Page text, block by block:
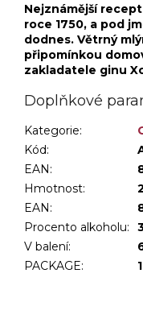
Nejznámější
roce 1750, a pod
dodnes. Větrný
připomínkou
zakladatele ginu
Doplňkové
Kategorie:
Kód:
EAN:
Hmotnost:
EAN:
Procento alkoholu:
V balení:
PACKAGE: 1